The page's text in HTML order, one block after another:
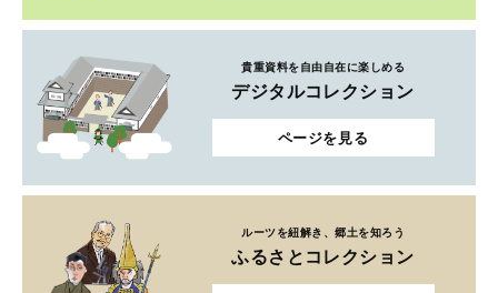
貴重資料を自由自在に楽しめる
デジタルコレクション
ページを見る
ルーツを紐解き、郷土を知ろう
ふるさとコレクション